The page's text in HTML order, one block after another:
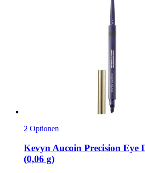
2 Optionen
Kevyn Aucoin Precision Eye
(0,06 g)